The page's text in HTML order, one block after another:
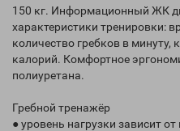
150 кг. Информационный ЖК
характеристики тренировки:
количество гребков в минуту,
калорий. Комфортное
полиуретана.
Гребной тренажёр
● уровень нагрузки зависит